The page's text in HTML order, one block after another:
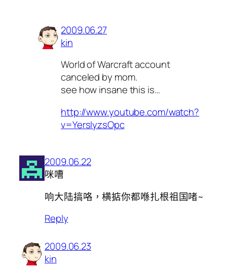
2009.06.27
kin
World of Warcraft account
canceled by mom.
see how insane this is…
http://www.youtube.com/watch?
v=YersIyzsOpc
2009.06.22
咪嘈
响大陆搞咯，横掂你都喺扎根祖国啫~
Reply
2009.06.23
kin